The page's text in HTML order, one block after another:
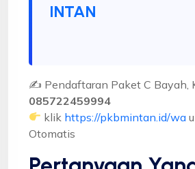
INTAN
✍ Pendaftaran Paket C Bayah,
085722459994
klik https://pkbmintan.id/wa
Otomatis